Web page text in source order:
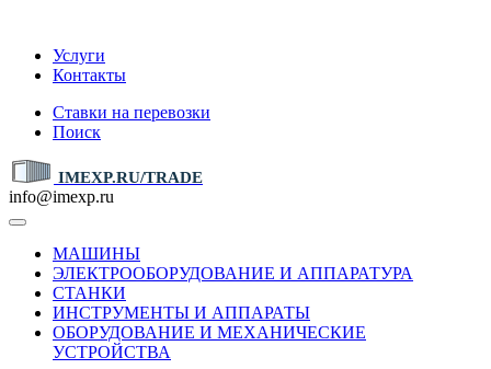
Услуги
Контакты
Ставки на перевозки
Поиск
IMEXP.RU/TRADE
info@imexp.ru
МАШИНЫ
ЭЛЕКТРООБОРУДОВАНИЕ И АППАРАТУРА
СТАНКИ
ИНСТРУМЕНТЫ И АППАРАТЫ
ОБОРУДОВАНИЕ И МЕХАНИЧЕСКИЕ
УСТРОЙСТВА